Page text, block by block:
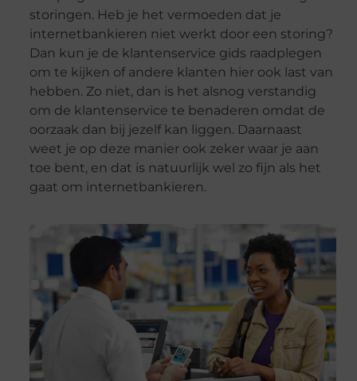
storingen. Heb je het vermoeden dat je
internetbankieren niet werkt door een storing?
Dan kun je de klantenservice gids raadplegen
om te kijken of andere klanten hier ook last van
hebben. Zo niet, dan is het alsnog verstandig
om de klantenservice te benaderen omdat de
oorzaak dan bij jezelf kan liggen. Daarnaast
weet je op deze manier ook zeker waar je aan
toe bent, en dat is natuurlijk wel zo fijn als het
gaat om internetbankieren.